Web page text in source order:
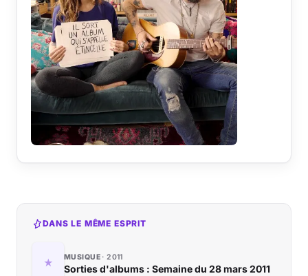
DANS LE MÊME ESPRIT
MUSIQUE 2011
Sorties d'albums : Semaine du 28 mars 2011